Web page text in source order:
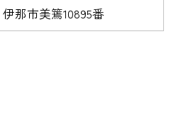
伊那市美篶10895番